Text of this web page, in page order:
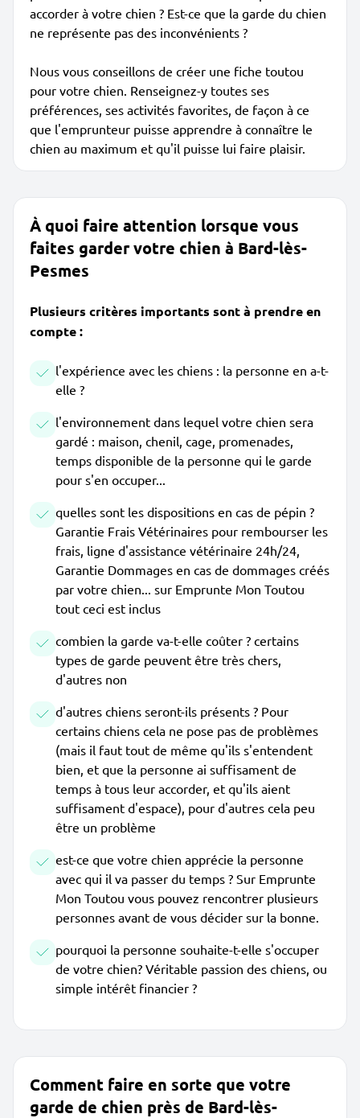
accorder à votre chien ? Est-ce que la garde du chien
ne représente pas des inconvénients ?
Nous vous conseillons de créer une fiche toutou
pour votre chien. Renseignez-y toutes ses
préférences, ses activités favorites, de façon à ce
que l'emprunteur puisse apprendre à connaître le
chien au maximum et qu'il puisse lui faire plaisir.
À quoi faire attention lorsque vous
faites garder votre chien à Bard-lès-
Pesmes
Plusieurs critères importants sont à prendre en
compte :
l'expérience avec les chiens : la personne en a-t-
elle ?
l'environnement dans lequel votre chien sera
gardé : maison, chenil, cage, promenades,
temps disponible de la personne qui le garde
pour s'en occuper...
quelles sont les dispositions en cas de pépin ?
Garantie Frais Vétérinaires pour rembourser les
frais, ligne d'assistance vétérinaire 24h/24,
Garantie Dommages en cas de dommages créés
par votre chien... sur Emprunte Mon Toutou
tout ceci est inclus
combien la garde va-t-elle coûter ? certains
types de garde peuvent être très chers,
d'autres non
d'autres chiens seront-ils présents ? Pour
certains chiens cela ne pose pas de problèmes
(mais il faut tout de même qu'ils s'entendent
bien, et que la personne ai suffisament de
temps à tous leur accorder, et qu'ils aient
suffisament d'espace), pour d'autres cela peu
être un problème
est-ce que votre chien apprécie la personne
avec qui il va passer du temps ? Sur Emprunte
Mon Toutou vous pouvez rencontrer plusieurs
personnes avant de vous décider sur la bonne.
pourquoi la personne souhaite-t-elle s'occuper
de votre chien? Véritable passion des chiens, ou
simple intérêt financier ?
Comment faire en sorte que votre
garde de chien près de Bard-lès-